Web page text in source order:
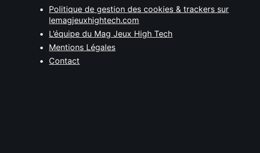
Politique de gestion des cookies & trackers sur
lemagjeuxhightech.com
L’équipe du Mag Jeux High Tech
Mentions Légales
Contact